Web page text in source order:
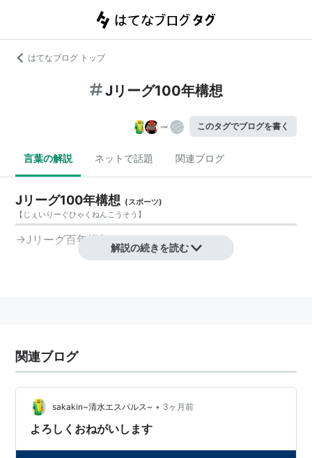
はてなブログ トップ
Jリーグ100年構想
このタグでブログを書く
言葉の解説 ネットで話題 関連ブログ
Jリーグ100年構想 (スポーツ)
【 じぇいりーぐひゃくねんこうそう 】
→Jリーグ百年構想
解説の続きを読む
関連ブログ
sakakin~清水エスパルス~ • 3ヶ月前
よろしくおねがいします